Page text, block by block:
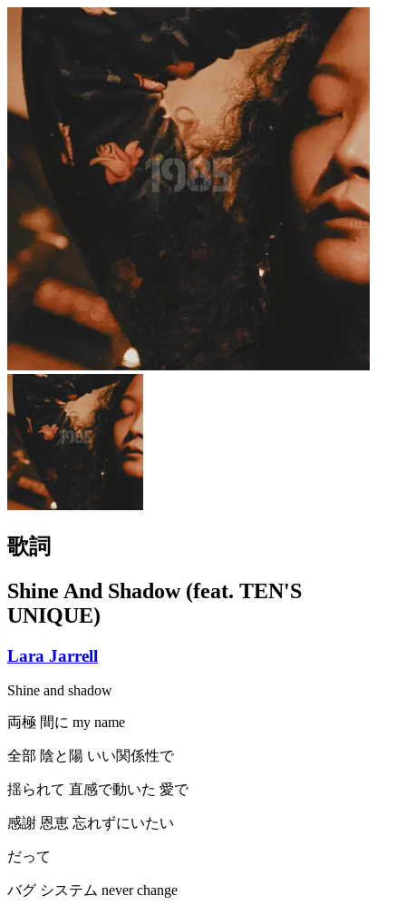
歌詞
Shine And Shadow (feat. TEN'S
UNIQUE)
Lara Jarrell
Shine and shadow
両極 間に my name
全部 陰と陽 いい関係性で
揺られて 直感で動いた 愛で
感謝 恩恵 忘れずにいたい
だって
バグ システム never change